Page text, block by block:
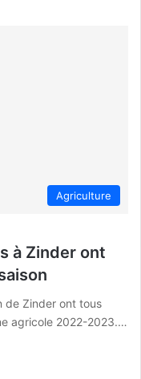
Agriculture
à Zinder ont
de Zinder ont tous
agricole 2022-2023.…